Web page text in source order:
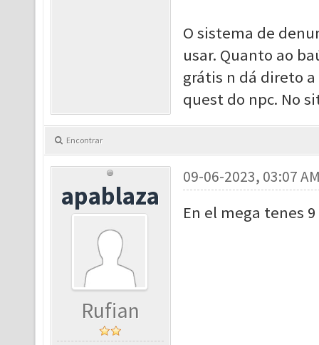
O sistema de
usar. Quanto ao
grátis n dá direto
quest do npc. No
Encontrar
apablaza
Rufian
09-06-2023, 03:07
En el mega tenes